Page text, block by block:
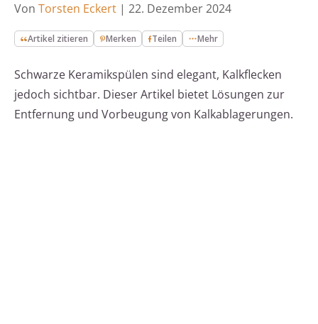
Von Torsten Eckert | 22. Dezember 2024
Artikel zitieren Merken Teilen Mehr
Schwarze Keramikspülen sind elegant, Kalkflecken
jedoch sichtbar. Dieser Artikel bietet Lösungen zur
Entfernung und Vorbeugung von Kalkablagerungen.